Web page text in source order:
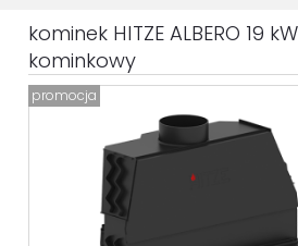
kominek HITZE ALBERO 19
kominkowy
promocja